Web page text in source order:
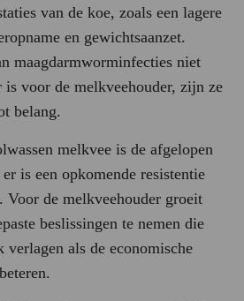
van de koe, zoals een lagere
en gewichtsaanzet.
maagdarmworminfecties niet
voor de melkveehouder, zijn ze
belang.
melkvee is de afgelopen
is een opkomende resistentie
Voor de melkveehouder groeit
beslissingen te nemen die
als de economische